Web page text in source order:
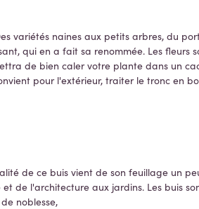
variétés naines aux petits arbres, du
qui en a fait sa renommée. Les fleurs
de bien caler votre plante dans un
pour l'extérieur, traiter le tronc en
de ce buis vient de son feuillage un
de l'architecture aux jardins. Les buis
noblesse,